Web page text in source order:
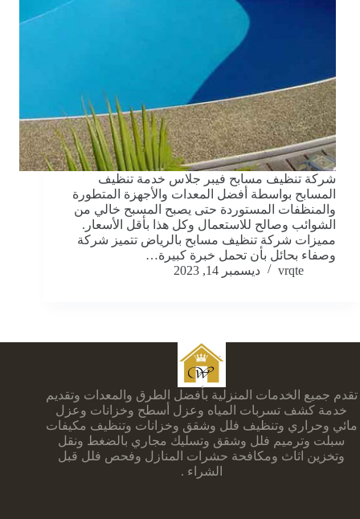
شركة تنظيف مسابح فيبر جلاس خدمة تنظيف
المسابح بواسطة أفضل المعدات والأجهزة المتطورة
والمنظفات المستوردة حتى يصبح المسبح خالي من
الشوائب وصالح للاستعمال وكل هذا بأقل الأسعار.
مميزات شركة تنظيف مسابح بالرياض تتميز شركة
وصفاء بحائل بأن تحمل خبرة كبيرة…
vrqte
ديسمبر 14, 2023
تقدم جميع الخدمات المنزلية بأفضل الطرق والمعدات وتقديم
خدمة كشف تسربات المياه وعزل أسطح وخزانات وعزل
مائي وحراري وتنظيف فلل وشقق وخزانات وتنظيف مكيفات
سبلت وترميم فلل وشقق وتسليك مجاري بالضغط ونقل
وتخزين اثاث ومكافحة حشرات المنازل وفحص فلل قبل
الشراء .